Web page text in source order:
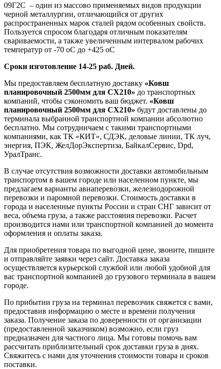
09Г2С – один из массово применяемых видов продукции
черной металлургии, отличающийся от других
распространенных марок сталей рядом особенных свойств.
Пользуется спросом благодаря отличным показателям
свариваемости, а также увеличенным интервалом рабочих
температур от -70 оС до +425 оС
Сроки изготовление 14-25 раб. Дней.
Мы предоставляем бесплатную доставку «Ковш
планировочный 2500мм для СХ210» до транспортных
компаний, чтобы сэкономить ваш бюджет. «Ковш
планировочный 2500мм для СХ210» будут доставлены до
терминала выбранной транспортной компании абсолютно
бесплатно. Мы сотрудничаем с такими транспортными
компаниями, как ТК «КИТ», СДЭК, деловые линии, ТК луч,
энергия, ПЭК, ЖелДорЭкспертиза, БайкалСервис, Dpd,
УралТранс.
В случае отсутствия возможности доставки автомобильным
транспортом в вашем городе или населенном пункте, мы
предлагаем варианты авиаперевозки, железнодорожной
перевозки и паромной перевозки. Стоимость доставки в
города и населенные пункты России и стран СНГ зависит от
веса, объема груза, а также расстояния перевозки. Расчет
производится нами или транспортной компанией до момента
оформления и оплаты заказа.
Для приобретения товара по выгодной цене, звоните, пишите
и отправляйте заявки через сайт. Доставка заказа
осуществляется курьерской службой или любой удобной для
вас транспортной компанией до грузового терминала в вашем
городе.
По прибытии груза на терминал перевозчик свяжется с вами,
предоставив информацию о месте и времени получения
заказа. Получение заказа по доверенности от организации
(предоставленной заказчиком) возможно, если груз
предназначен для частного лица. Мы готовы помочь вам
рассчитать приблизительный срок доставки груза в днях.
Свяжитесь с нами для уточнения стоимости товара и сроков
поставки.